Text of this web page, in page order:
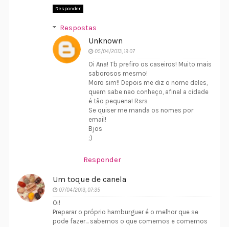
Responder
Respostas
Unknown
05/04/2013, 19:07
Oi Ana! Tb prefiro os caseiros! Muito mais
saborosos mesmo!
Moro sim!! Depois me diz o nome deles,
quem sabe nao conheço, afinal a cidade
é tão pequena! Rsrs
Se quiser me manda os nomes por
email!
Bjos
;)
Responder
Um toque de canela
07/04/2013, 07:35
Oi!
Preparar o próprio hamburguer é o melhor que se
pode fazer... sabemos o que comemos e comemos